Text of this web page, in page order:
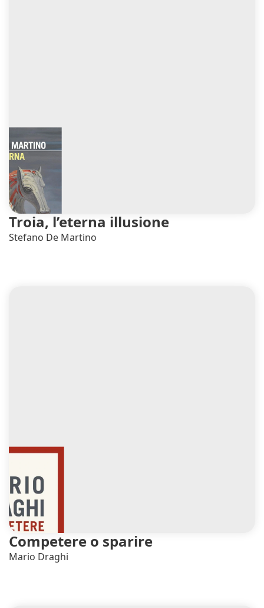
Troia, l’eterna illusione
Stefano De Martino
Competere o sparire
Mario Draghi